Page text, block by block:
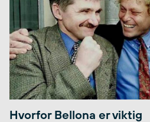
Hvorfor Bellona er viktig